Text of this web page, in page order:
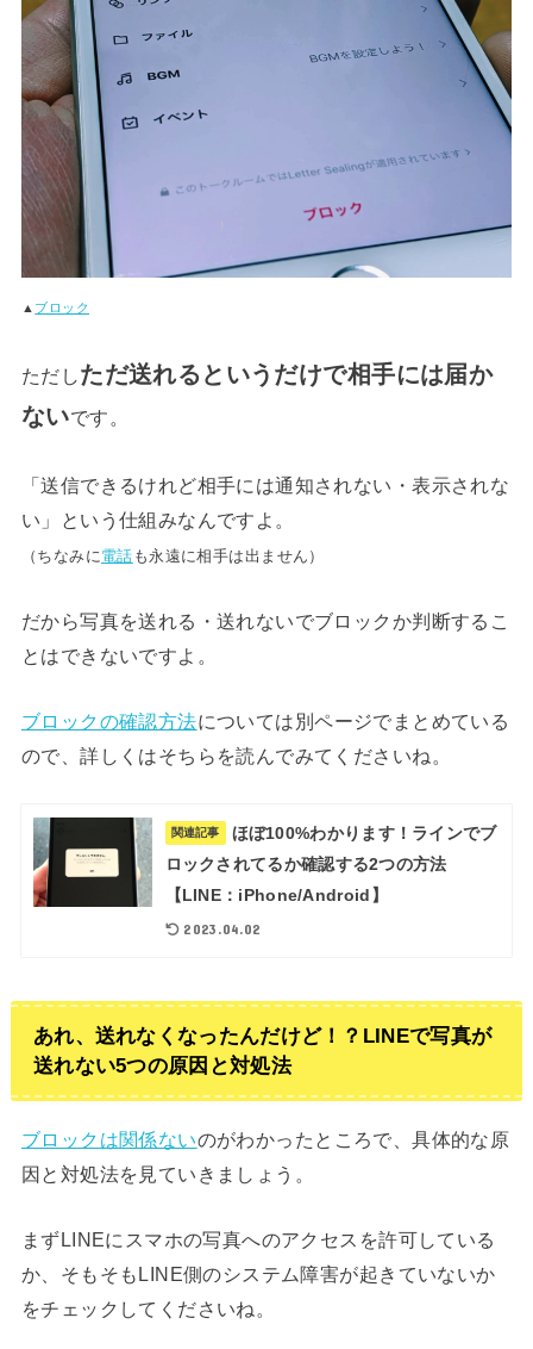
▲ ブロック
ただしただ送れるというだけで相手には届か
ないです。
「送信できるけれど相手には通知されない・表示されな
い」という仕組みなんですよ。
（ちなみに電話 も永遠に相手は出ません）
だから写真を送れる・送れないでブロックか判断するこ
とはできないですよ。
ブロックの確認方法については別ページでまとめている
ので、詳しくはそちらを読んでみてくださいね。
関連記事
ほぼ100%わかります！ラインでブ
ロックされてるか確認する2つの方法
【LINE：iPhone/Android】
2023.04.02
あれ、送れなくなったんだけど！？LINEで写真が
送れない5つの原因と対処法
ブロックは関係ないのがわかったところで、具体的な原
因と対処法を見ていきましょう。
まずLINEにスマホの写真へのアクセスを許可している
か、そもそもLINE側のシステム障害が起きていないか
をチェックしてくださいね。